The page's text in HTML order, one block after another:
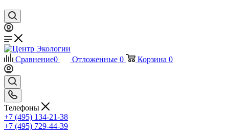
Сравнение0 Отложенные 0 Корзина 0
Телефоны
+7 (495) 134-21-38
+7 (495) 729-44-39